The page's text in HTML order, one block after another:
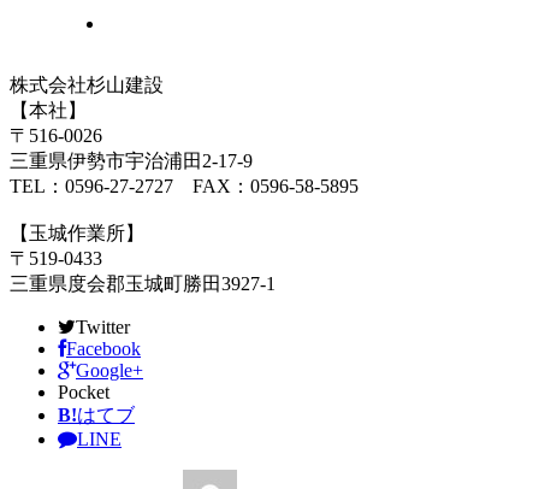
株式会社杉山建設
【本社】
〒516-0026
三重県伊勢市宇治浦田2-17-9
TEL：0596-27-2727 FAX：0596-58-5895
【玉城作業所】
〒519-0433
三重県度会郡玉城町勝田3927-1
Twitter
Facebook
Google+
Pocket
B!はてブ
LINE